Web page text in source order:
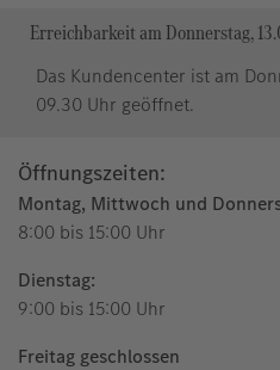
Erreichbarkeit am Donnerstag,
Das Kundencenter ist am
09.30 Uhr geöffnet.
Öffnungszeiten:
Montag, Mittwoch und
8:00 bis 15:00 Uhr
Dienstag:
9:00 bis 15:00 Uhr
Freitag geschlossen